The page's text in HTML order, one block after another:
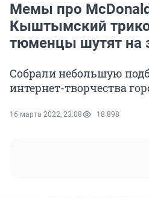
Мемы про
Кыштымский
тюменцы шутят на
Собрали небольшую
интернет-творчества
16 марта 2022, 23:08 18 898